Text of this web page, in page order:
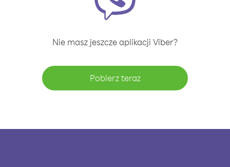
Nie masz jeszcze aplikacji Viber?
Pobierz teraz